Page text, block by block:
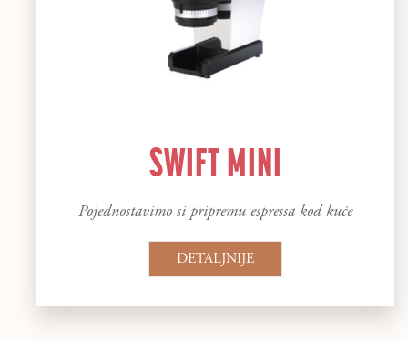
SWIFT MINI
Pojednostavimo si pripremu espressa kod kuće
DETALJNIJE